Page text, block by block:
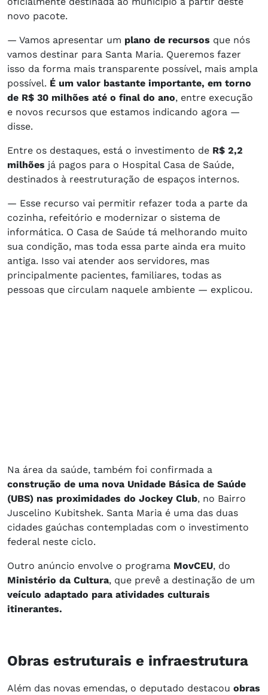
novo pacote.
— Vamos apresentar um plano de recursos que nós
vamos destinar para Santa Maria. Queremos fazer
isso da forma mais transparente possível, mais ampla
possível. É um valor bastante importante, em torno
de R$ 30 milhões até o final do ano, entre execução
e novos recursos que estamos indicando agora —
disse.
Entre os destaques, está o investimento de R$ 2,2
milhões já pagos para o Hospital Casa de Saúde,
destinados à reestruturação de espaços internos.
— Esse recurso vai permitir refazer toda a parte da
cozinha, refeitório e modernizar o sistema de
informática. O Casa de Saúde tá melhorando muito
sua condição, mas toda essa parte ainda era muito
antiga. Isso vai atender aos servidores, mas
principalmente pacientes, familiares, todas as
pessoas que circulam naquele ambiente — explicou.
Na área da saúde, também foi confirmada a
construção de uma nova Unidade Básica de Saúde
(UBS) nas proximidades do Jockey Club, no Bairro
Juscelino Kubitshek. Santa Maria é uma das duas
cidades gaúchas contempladas com o investimento
federal neste ciclo.
Outro anúncio envolve o programa MovCEU, do
Ministério da Cultura, que prevê a destinação de um
veículo adaptado para atividades culturais
itinerantes.
Obras estruturais e infraestrutura
Além das novas emendas, o deputado destacou obras